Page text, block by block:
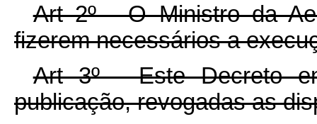
Art 2º - O Ministro da
fizerem necessários a
Art 3º - Este Decreto
publicação, revogadas as